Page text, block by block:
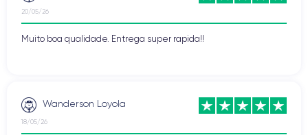
20/05/26
Muito boa qualidade. Entrega super rapida!!
Wanderson Loyola
18/05/26